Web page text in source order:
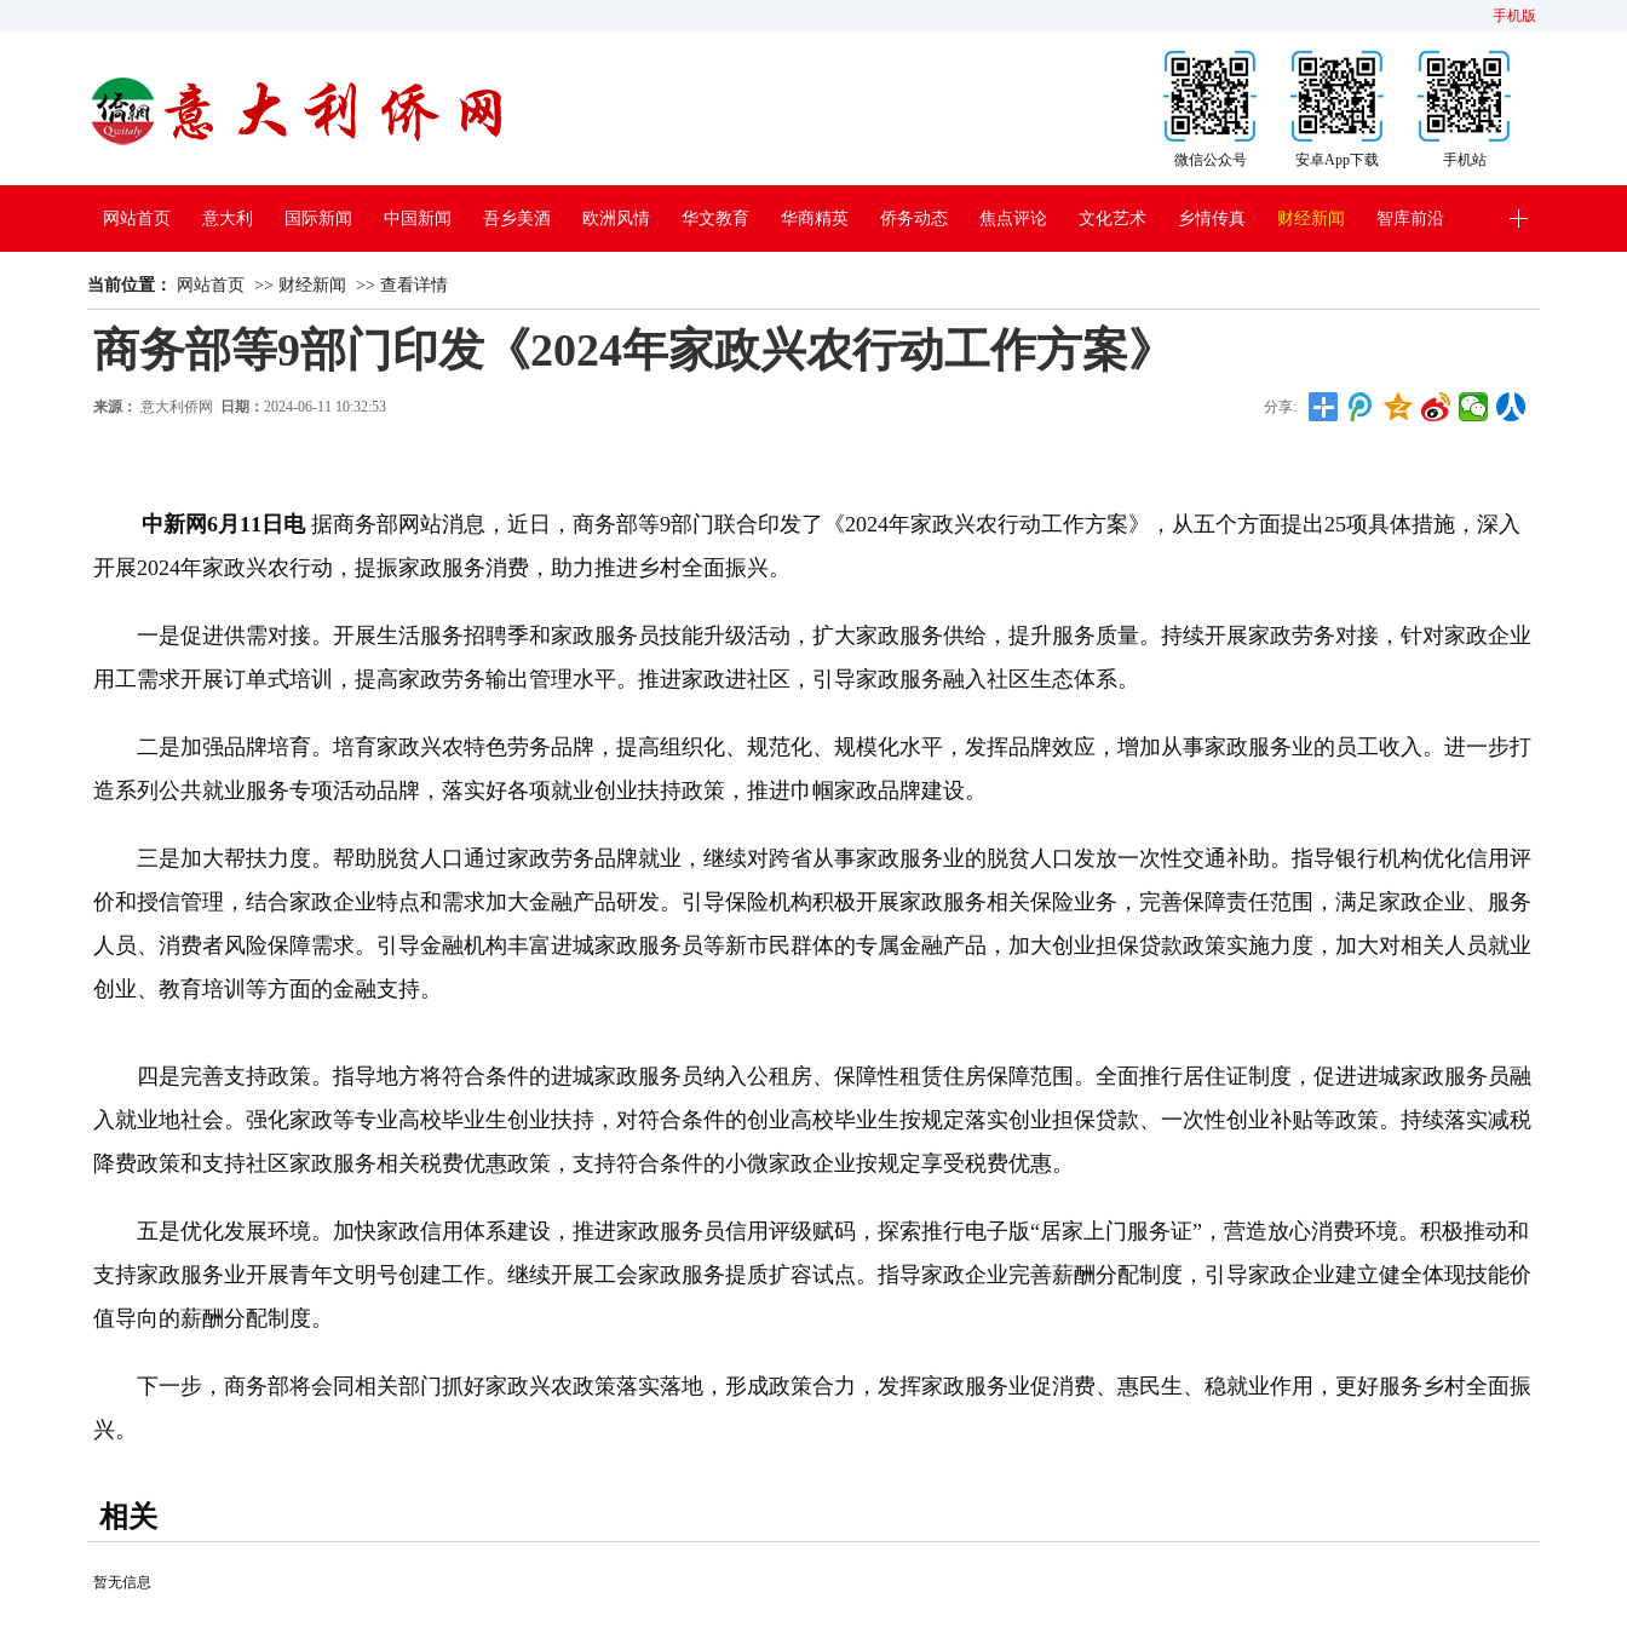
手机版
手机站
安卓App下载
微信公众号
网站首页 意大利 国际新闻 中国新闻 吾乡美酒 欧洲风情 华文教育 华商精英 侨务动态 焦点评论 文化艺术 乡情传真 财经新闻 智库前沿
中国电视
当前位置： 网站首页 >> 财经新闻 >> 查看详情
商务部等9部门印发《2024年家政兴农行动工作方案》
来源： 意大利侨网 日期： 2024-06-11 10:32:53 分享:
中新网6月11日电据商务部网站消息，近日，商务部等9部门联合印发了《2024年家政兴农行动工作方案》，从五个方面提出25项具体措施，深入
开展2024年家政兴农行动，提振家政服务消费，助力推进乡村全面振兴。
一是促进供需对接。开展生活服务招聘季和家政服务员技能升级活动，扩大家政服务供给，提升服务质量。持续开展家政劳务对接，针对家政企业
用工需求开展订单式培训，提高家政劳务输出管理水平。推进家政进社区，引导家政服务融入社区生态体系。
二是加强品牌培育。培育家政兴农特色劳务品牌，提高组织化、规范化、规模化水平，发挥品牌效应，增加从事家政服务业的员工收入。进一步打
造系列公共就业服务专项活动品牌，落实好各项就业创业扶持政策，推进巾帼家政品牌建设。
三是加大帮扶力度。帮助脱贫人口通过家政劳务品牌就业，继续对跨省从事家政服务业的脱贫人口发放一次性交通补助。指导银行机构优化信用评
价和授信管理，结合家政企业特点和需求加大金融产品研发。引导保险机构积极开展家政服务相关保险业务，完善保障责任范围，满足家政企业、服务
人员、消费者风险保障需求。引导金融机构丰富进城家政服务员等新市民群体的专属金融产品，加大创业担保贷款政策实施力度，加大对相关人员就业
创业、教育培训等方面的金融支持。
四是完善支持政策。指导地方将符合条件的进城家政服务员纳入公租房、保障性租赁住房保障范围。全面推行居住证制度，促进进城家政服务员融
入就业地社会。强化家政等专业高校毕业生创业扶持，对符合条件的创业高校毕业生按规定落实创业担保贷款、一次性创业补贴等政策。持续落实减税
降费政策和支持社区家政服务相关税费优惠政策，支持符合条件的小微家政企业按规定享受税费优惠。
五是优化发展环境。加快家政信用体系建设，推进家政服务员信用评级赋码，探索推行电子版“居家上门服务证”，营造放心消费环境。积极推动和
支持家政服务业开展青年文明号创建工作。继续开展工会家政服务提质扩容试点。指导家政企业完善薪酬分配制度，引导家政企业建立健全体现技能价
值导向的薪酬分配制度。
下一步，商务部将会同相关部门抓好家政兴农政策落实落地，形成政策合力，发挥家政服务业促消费、惠民生、稳就业作用，更好服务乡村全面振
兴。
相关
暂无信息